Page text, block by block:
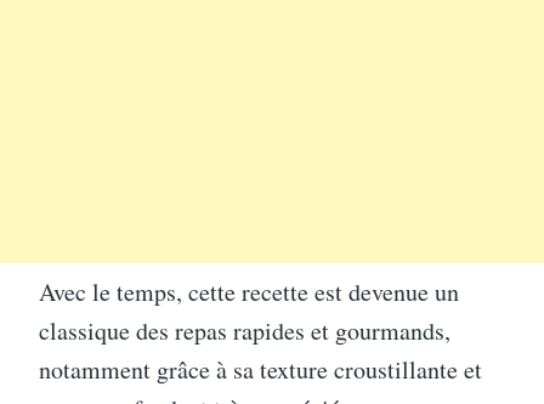
Avec le temps, cette recette est devenue un
classique des repas rapides et gourmands,
notamment grâce à sa texture croustillante et